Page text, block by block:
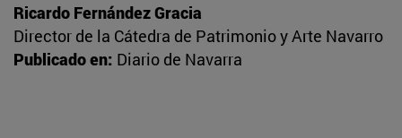
Ricardo Fernández Gracia
Director de la Cátedra de Patrimonio y Arte Navarro
Publicado en: Diario de Navarra